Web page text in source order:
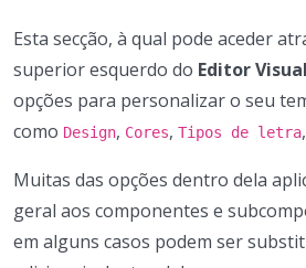
Esta secção, à qual pode aceder
superior esquerdo do Editor Visual
opções para personalizar o seu
como Design, Cores, Tipos de letra
Muitas das opções dentro dela
geral aos componentes e
em alguns casos podem ser